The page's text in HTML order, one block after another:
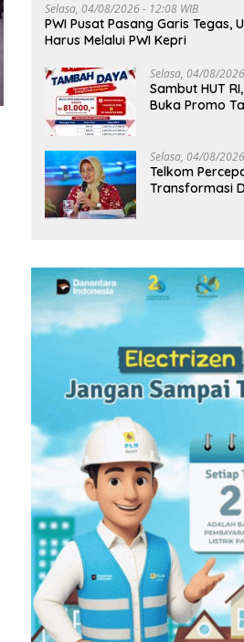
Selasa, 04/08/2026 - 12:08 WIB
PWI Pusat Pasang Garis Tegas,
Harus Melalui PWI Kepri
Selasa, 04/08/
Sambut HUT
Buka Promo
Selasa, 04/08/
Telkom
Transformasi